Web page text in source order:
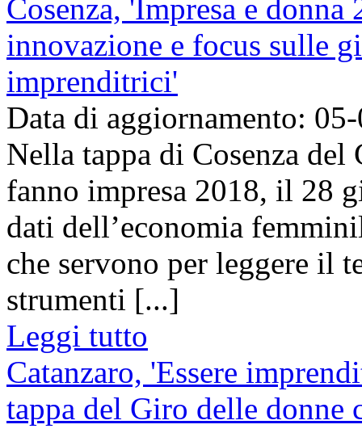
Cosenza, 'Impresa e
innovazione e focus sulle
imprenditrici'
Data di aggiornamento:
Nella tappa di Cosenza
fanno impresa 2018, il 28
dati dell’economia
che servono per leggere il
strumenti [...]
Leggi tutto
Catanzaro, 'Essere
tappa del Giro delle donne